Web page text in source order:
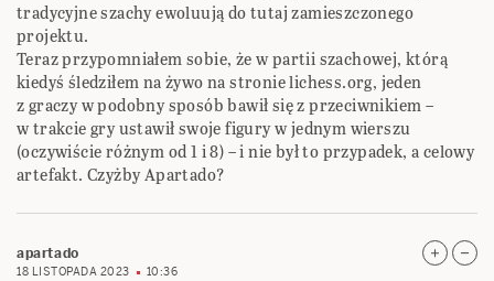
tradycyjne szachy ewoluują do tutaj zamieszczonego
projektu.
Teraz przypomniałem sobie, że w partii szachowej, którą
kiedyś śledziłem na żywo na stronie lichess.org, jeden
z graczy w podobny sposób bawił się z przeciwnikiem –
w trakcie gry ustawił swoje figury w jednym wierszu
(oczywiście różnym od 1 i 8) – i nie był to przypadek, a celowy
artefakt. Czyżby Apartado?
apartado
18 LISTOPADA 2023 10:36